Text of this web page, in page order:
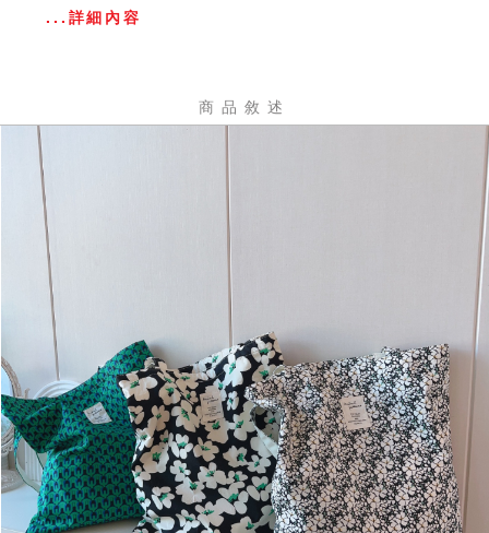
...詳細內容
商品敘述